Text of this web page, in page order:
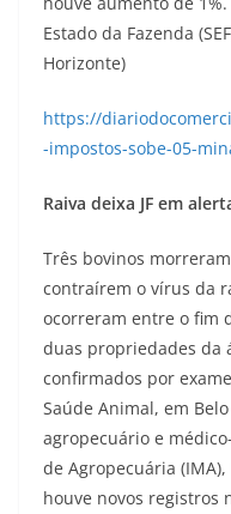
Estado da Fazenda
Horizonte)
https://
-impostos-sobe-05-
Raiva deixa JF em
Três bovinos
contraírem o vírus da
ocorreram entre o fim
duas propriedades da
confirmados por
Saúde Animal, em
agropecuário e
de Agropecuária
houve novos registros